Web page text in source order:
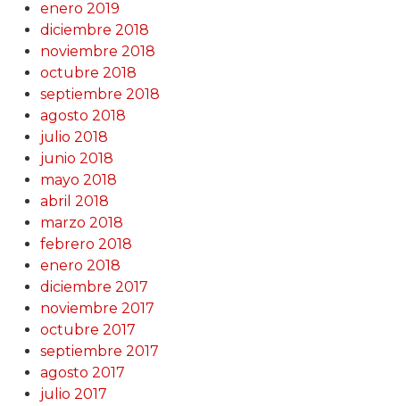
enero 2019
diciembre 2018
noviembre 2018
octubre 2018
septiembre 2018
agosto 2018
julio 2018
junio 2018
mayo 2018
abril 2018
marzo 2018
febrero 2018
enero 2018
diciembre 2017
noviembre 2017
octubre 2017
septiembre 2017
agosto 2017
julio 2017